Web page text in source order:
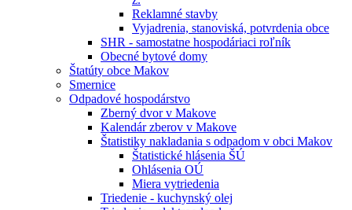
Reklamné stavby
Vyjadrenia, stanoviská, potvrdenia obce
SHR - samostatne hospodáriaci roľník
Obecné bytové domy
Štatúty obce Makov
Smernice
Odpadové hospodárstvo
Zberný dvor v Makove
Kalendár zberov v Makove
Štatistiky nakladania s odpadom v obci Makov
Štatistické hlásenia ŠÚ
Ohlásenia OÚ
Miera vytriedenia
Triedenie - kuchynský olej